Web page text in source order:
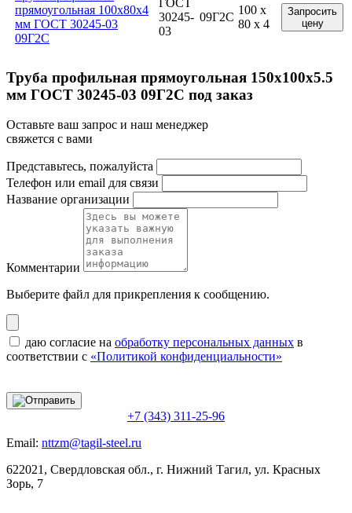
прямоугольная 100x80x4
мм ГОСТ 30245-03
09Г2С
30245-
03
09Г2С
100 x
80 x 4
Запросить
цену
Труба профильная прямоугольная 150x100x5.5
мм ГОСТ 30245-03 09Г2С под заказ
Оставьте ваш запрос и наш менеджер
свяжется с вами
Представьтесь, пожалуйста
Телефон или email для связи
Название организации
Комментарии
Выберите файл для прикрепления к сообщению.
даю согласие на обработку персональных данных в
соответствии с «Политикой конфиденциальности»
+7 (343) 311-25-96
Email: nttzm@tagil-steel.ru
622021, Свердловская обл., г. Нижний Тагил, ул. Красных
Зорь, 7